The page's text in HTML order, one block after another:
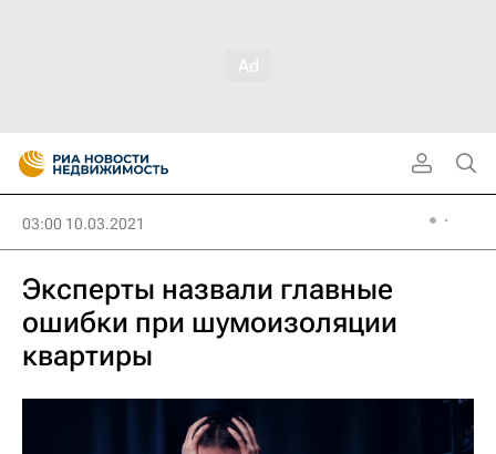
03:00 10.03.2021
Эксперты назвали главные
ошибки при шумоизоляции
квартиры